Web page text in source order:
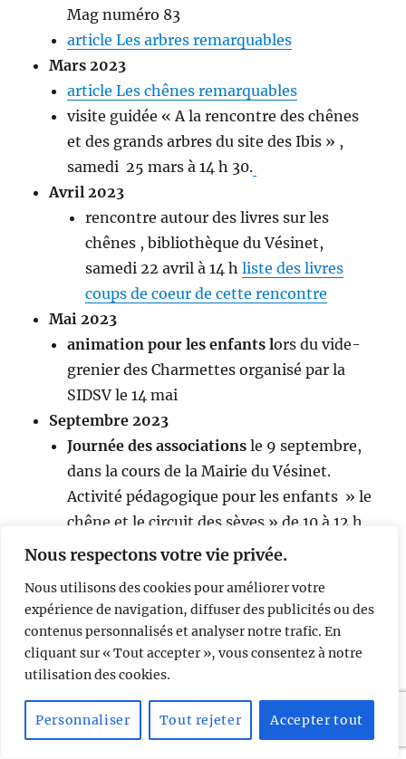
Nous respectons votre vie privée.
Nous utilisons des cookies pour améliorer votre
expérience de navigation, diffuser des publicités ou des
contenus personnalisés et analyser notre trafic. En
cliquant sur « Tout accepter », vous consentez à notre
utilisation des cookies.
Personnaliser Tout rejeter Accepter tout
Mag numéro 83
article Les arbres remarquables
Mars 2023
article Les chênes remarquables
visite guidée « A la rencontre des chênes
et des grands arbres du site des Ibis » ,
samedi 25 mars à 14 h 30.
Avril 2023
rencontre autour des livres sur les
chênes , bibliothèque du Vésinet,
samedi 22 avril à 14 hliste des livres
coups de coeur de cette rencontre
Mai 2023
animation pour les enfants lors du vide-
grenier des Charmettes organisé par la
SIDSV le 14 mai
Septembre 2023
Journée des associations le 9 septembre,
dans la cours de la Mairie du Vésinet.
Activité pédagogique pour les enfants » le
chêne et le circuit des sèves » de 10 à 12 h
et de 14 à 18 h. Avec des récompenses !
le 10 octobre à 20 h 30 , à la Mairie du
Conférence-Débatanimée par 2
experts arboristes, David Happe, auteur de
nombreux livres sur les arbres et Frédéric
Bercovici, ancien responsable du
patrimoine arboré de la ville du Vésinet. Ils